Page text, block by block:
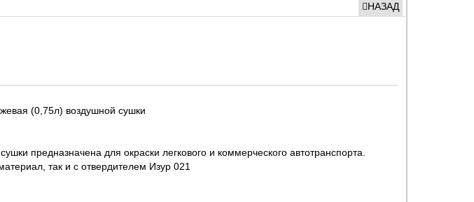
НАЗАД
(0,75л) воздушной сушки
предназначена для окраски легкового и коммерческого автотранспорта.
так и с отвердителем Изур 021